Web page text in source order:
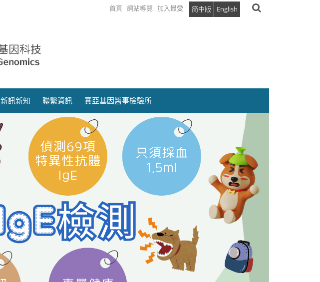
首頁 網站導覽 加入最愛 简中版 English
新訊新知 聯繫資訊 賽亞基因醫事檢驗所